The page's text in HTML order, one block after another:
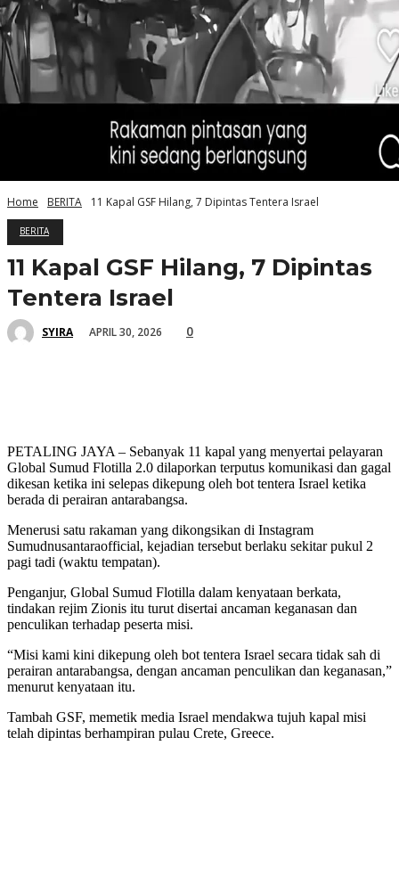
Home BERITA 11 Kapal GSF Hilang, 7 Dipintas Tentera Israel
BERITA
11 Kapal GSF Hilang, 7 Dipintas
Tentera Israel
SYIRA APRIL 30, 2026 0
PETALING JAYA – Sebanyak 11 kapal yang menyertai pelayaran
Global Sumud Flotilla 2.0 dilaporkan terputus komunikasi dan gagal
dikesan ketika ini selepas dikepung oleh bot tentera Israel ketika
berada di perairan antarabangsa.
Menerusi satu rakaman yang dikongsikan di Instagram
Sumudnusantaraofficial, kejadian tersebut berlaku sekitar pukul 2
pagi tadi (waktu tempatan).
Penganjur, Global Sumud Flotilla dalam kenyataan berkata,
tindakan rejim Zionis itu turut disertai ancaman keganasan dan
penculikan terhadap peserta misi.
“Misi kami kini dikepung oleh bot tentera Israel secara tidak sah di
perairan antarabangsa, dengan ancaman penculikan dan keganasan,”
menurut kenyataan itu.
Tambah GSF, memetik media Israel mendakwa tujuh kapal misi
telah dipintas berhampiran pulau Crete, Greece.